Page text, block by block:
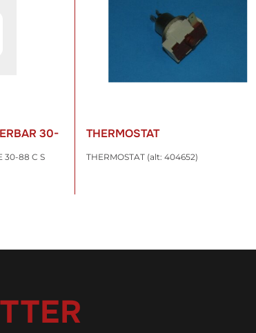
30-
30-88 C S
THERMOSTAT
THERMOSTAT (alt: 404652)
WARENKORB